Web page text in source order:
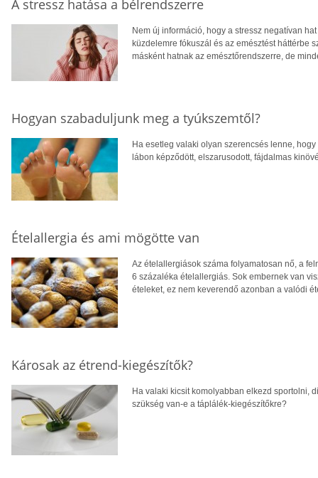
A stressz hatása a bélrendszerre
Nem új információ, hogy a stressz negatívan
küzdelemre fókuszál és az emésztést háttérbe
másként hatnak az emésztőrendszerre, de
Hogyan szabaduljunk meg a tyúkszemtől?
Ha esetleg valaki olyan szerencsés lenne,
lábon képződött, elszarusodott, fájdalmas
Ételallergia és ami mögötte van
Az ételallergiások száma folyamatosan nő, a
6 százaléka ételallergiás. Sok embernek van
ételeket, ez nem keverendő azonban a valódi
Károsak az étrend-kiegészítők?
Ha valaki kicsit komolyabban elkezd sportolni,
szükség van-e a táplálék-kiegészítőkre?